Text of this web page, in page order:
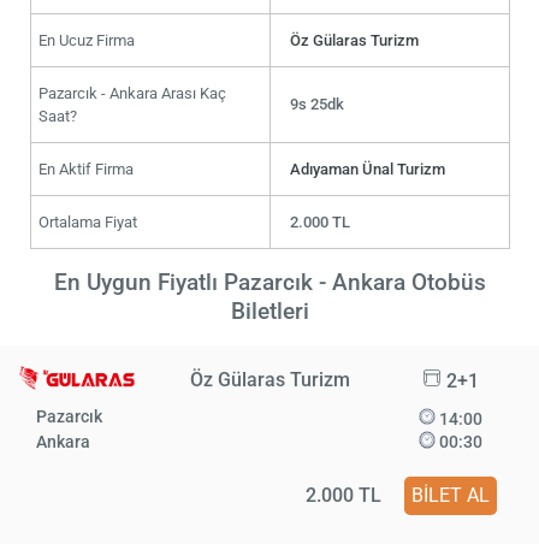
En Ucuz Firma Öz Gülaras Turizm
Pazarcık - Ankara Arası Kaç
Saat?
9s 25dk
En Aktif Firma Adıyaman Ünal Turizm
Ortalama Fiyat 2.000 TL
En Uygun Fiyatlı Pazarcık - Ankara Otobüs
Biletleri
Öz Gülaras Turizm 2+1
Pazarcık
Ankara
14:00
00:30
2.000 TL BİLET AL